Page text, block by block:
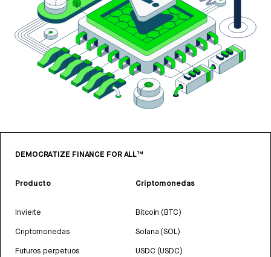
DEMOCRATIZE FINANCE FOR ALL™
Producto
Invierte
Criptomonedas
Futuros perpetuos
Criptomonedas
Bitcoin (BTC)
Solana (SOL)
USDC (USDC)